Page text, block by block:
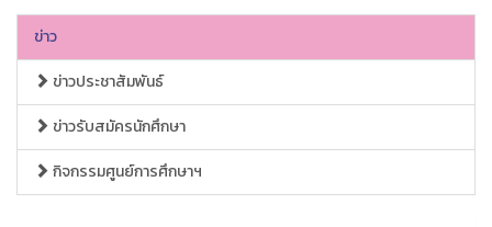
ข่าว
ข่าวประชาสัมพันธ์
ข่าวรับสมัครนักศึกษา
กิจกรรมศูนย์การศึกษาฯ